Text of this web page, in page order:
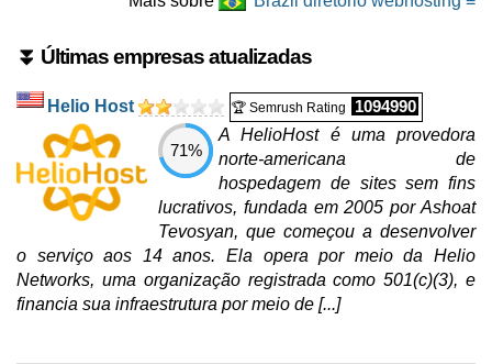
⏬ Últimas empresas atualizadas
Helio Host 🏆 Semrush Rating 1094990
71%
A HelioHost é uma provedora
norte-americana de
hospedagem de sites sem fins
lucrativos, fundada em 2005 por Ashoat
Tevosyan, que começou a desenvolver
o serviço aos 14 anos. Ela opera por meio da Helio
Networks, uma organização registrada como 501(c)(3), e
financia sua infraestrutura por meio de [...]